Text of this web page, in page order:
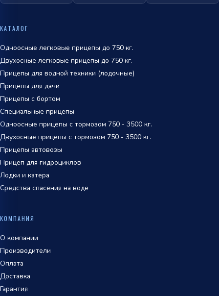
ОТПРАВИТЬ
КАТАЛОГ
Одноосные легковые прицепы до 750 кг.
Двухосные легковые прицепы до 750 кг.
Прицепы для водной техники (лодочные)
Прицепы для дачи
Прицепы с бортом
Специальные прицепы
Одноосные прицепы с тормозом 750 - 3500 кг.
Двухосные прицепы с тормозом 750 - 3500 кг.
Прицепы автовозы
Прицеп для гидроциклов
Лодки и катера
Средства спасения на воде
КОМПАНИЯ
О компании
Производители
Оплата
Доставка
Гарантия